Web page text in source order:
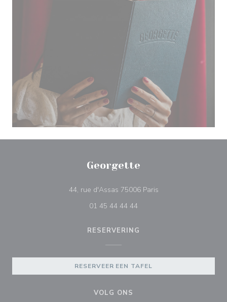
Georgette
44, rue d'Assas 75006 Paris((opent in een nieuw
01 45 44 44 44
RESERVERING
RESERVEER EEN TAFEL
VOLG ONS